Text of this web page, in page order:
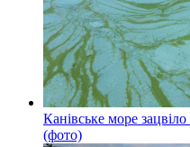
Канівське море
(фото)